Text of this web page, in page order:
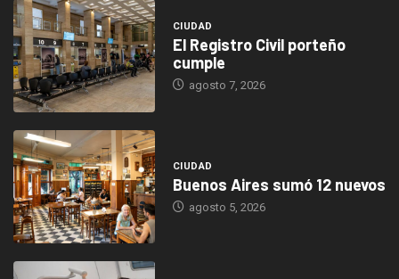
CIUDAD
El Registro Civil porteño
cumple
agosto 7, 2026
CIUDAD
Buenos Aires sumó 12 nuevos
agosto 5, 2026